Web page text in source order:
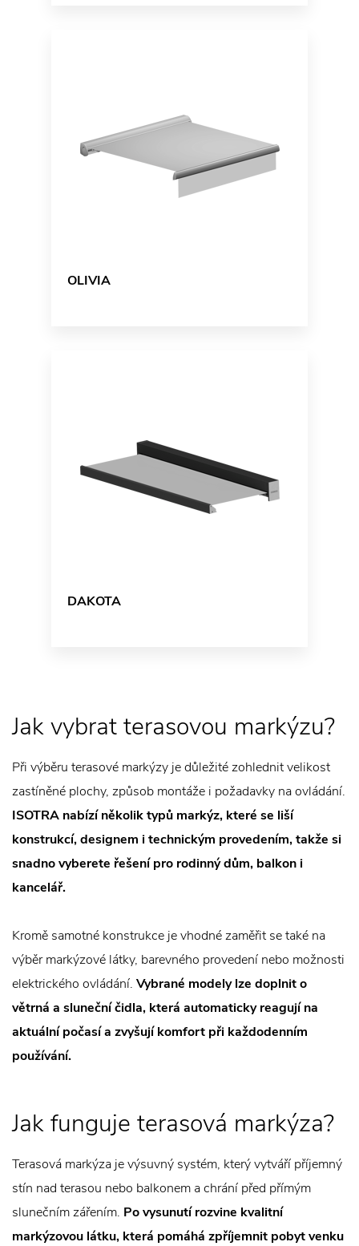
OLIVIA
DAKOTA
Jak vybrat terasovou markýzu?
Při výběru terasové markýzy je důležité zohlednit velikost
zastíněné plochy, způsob montáže i požadavky na ovládání.
ISOTRA nabízí několik typů markýz, které se liší
konstrukcí, designem i technickým provedením, takže si
snadno vyberete řešení pro rodinný dům, balkon i
kancelář.
Kromě samotné konstrukce je vhodné zaměřit se také na
výběr markýzové látky, barevného provedení nebo možnosti
elektrického ovládání. Vybrané modely lze doplnit o
větrná a sluneční čidla, která automaticky reagují na
aktuální počasí a zvyšují komfort při každodenním
používání.
Jak funguje terasová markýza?
Terasová markýza je výsuvný systém, který vytváří příjemný
stín nad terasou nebo balkonem a chrání před přímým
slunečním zářením. Po vysunutí rozvine kvalitní
markýzovou látku, která pomáhá zpříjemnit pobyt venku